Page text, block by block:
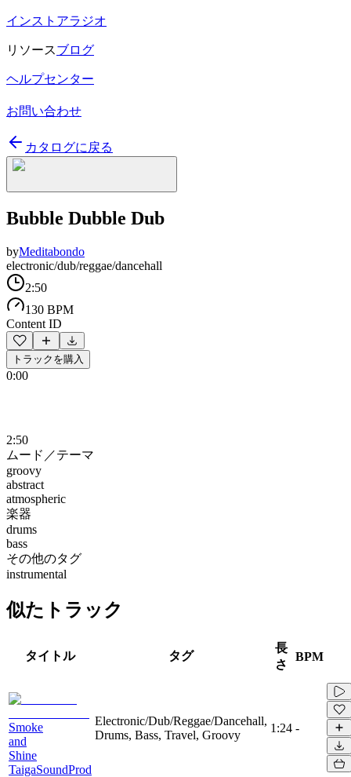
インストアラジオ
リソースブログ
ヘルプセンター
お問い合わせ
カタログに戻る
Bubble Dubble Dub
byMeditabondo
electronic/dub/reggae/dancehall
2:50
130 BPM
Content ID
トラックを購入
0:00
2:50
ムード／テーマ
groovy
abstract
atmospheric
楽器
drums
bass
その他のタグ
instrumental
似たトラック
タイトル タグ
長
さ
BPM
Smoke
and
Shine
TaigaSoundProd
Electronic/Dub/Reggae/Dancehall,
Drums, Bass, Travel, Groovy
1:24 -